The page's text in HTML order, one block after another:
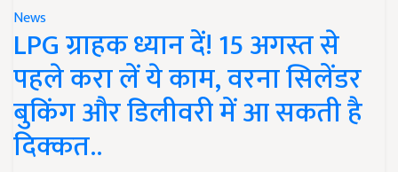
News
LPG ग्राहक ध्यान दें! 15 अगस्त से
पहले करा लें ये काम, वरना सिलेंडर
बुकिंग और डिलीवरी में आ सकती है
दिक्कत..